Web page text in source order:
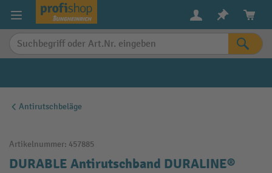
springen
Antirutschbeläge
Artikelnummer: 457885
DURABLE Antirutschband DURALINE®